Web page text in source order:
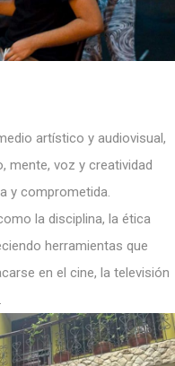
artístico y audiovisual,
mente, voz y creatividad
y comprometida.
la disciplina, la ética
herramientas que
en el cine, la televisión